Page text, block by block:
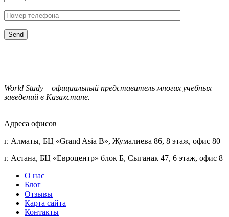
World Study – официальный представитель многих учебных
заведений в Казахстане.
Адреса офисов
г. Алматы, БЦ «Grand Asia B», Жумалиева 86, 8 этаж, офис 80
г. Астана, БЦ «Евроцентр» блок Б, Сыганак 47, 6 этаж, офис 8
О нас
Блог
Отзывы
Карта сайта
Контакты